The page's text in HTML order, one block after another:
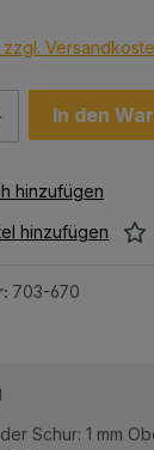
Gib
In den
hinzufügen
703-670
Schur: 1 mm